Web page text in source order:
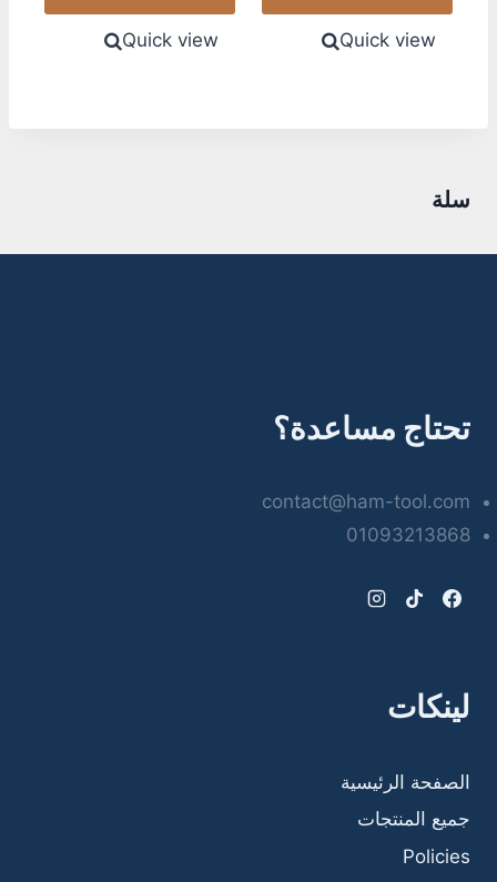
Quick view
Quick view
سلة
تحتاج مساعدة؟
contact@ham-tool.com
01093213868
لينكات
الصفحة الرئيسية
جميع المنتجات
Policies